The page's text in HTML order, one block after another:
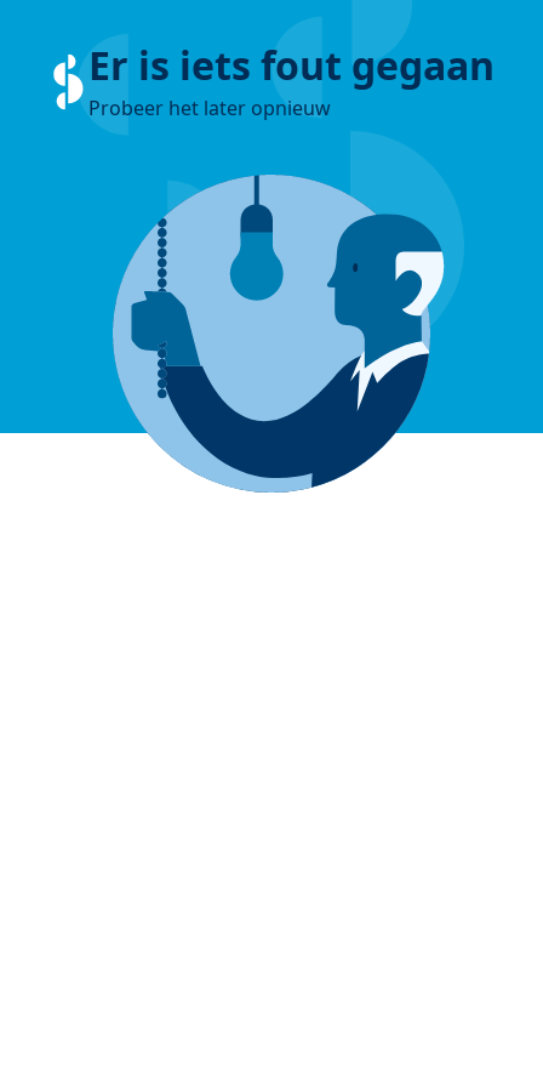
Er is iets fout gegaan
Probeer het later opnieuw